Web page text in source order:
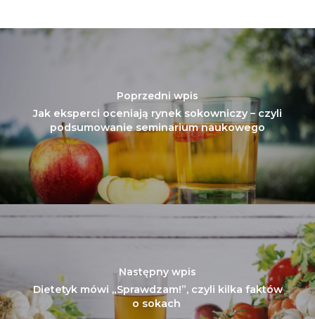
Poprzedni wpis
Jak eksperci oceniają rynek sokowniczy – czyli
podsumowanie seminarium naukowego
Następny wpis
Dietetyk mówi „Sprawdzam!”, czyli kilka faktów
o sokach